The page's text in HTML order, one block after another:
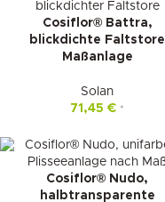
Cosiflor® Battra,
blickdichte Faltstore
Maßanlage
Solan
71,45 € *
Cosiflor® Nudo,
halbtransparente